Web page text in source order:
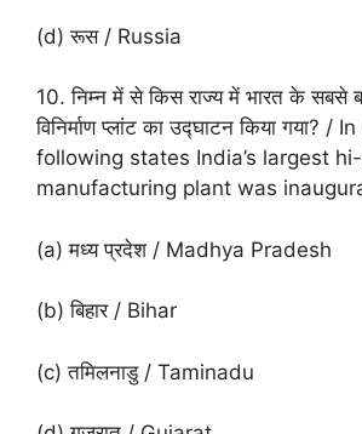
(d) रूस / Russia
10. निम्न में से किस राज्य में भारत के सबसे
विनिर्माण प्लांट का उद्घाटन किया गया?
following states India’s largest
manufacturing plant was
(a) मध्य प्रदेश / Madhya Pradesh
(b) बिहार / Bihar
(c) तमिलनाडु / Taminadu